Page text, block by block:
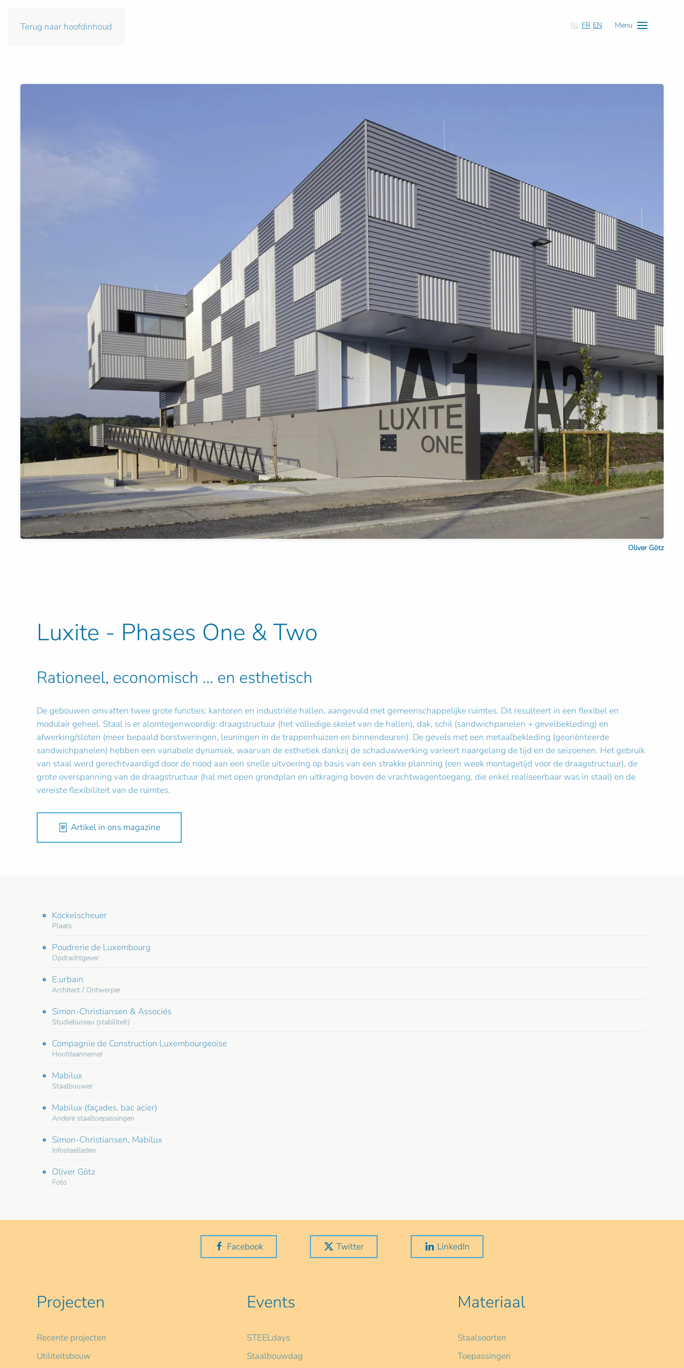
Terug naar hoofdinhoud NL FR EN Menu
Oliver Götz
Luxite - Phases One & Two
Rationeel, economisch … en esthetisch
De gebouwen omvatten twee grote functies: kantoren en industriële hallen, aangevuld met gemeenschappelijke ruimtes. Dit resulteert in een flexibel en
modulair geheel. Staal is er alomtegenwoordig: draagstructuur (het volledige skelet van de hallen), dak, schil (sandwichpanelen + gevelbekleding) en
afwerking/sloten (meer bepaald borstweringen, leuningen in de trappenhuizen en binnendeuren). De gevels met een metaalbekleding (georiënteerde
sandwichpanelen) hebben een variabele dynamiek, waarvan de esthetiek dankzij de schaduwwerking varieert naargelang de tijd en de seizoenen. Het gebruik
van staal werd gerechtvaardigd door de nood aan een snelle uitvoering op basis van een strakke planning (een week montagetijd voor de draagstructuur), de
grote overspanning van de draagstructuur (hal met open grondplan en uitkraging boven de vrachtwagentoegang, die enkel realiseerbaar was in staal) en de
vereiste flexibiliteit van de ruimtes.
Artikel in ons magazine
Kockelscheuer
Plaats
Poudrerie de Luxembourg
Opdrachtgever
E.urbain
Architect / Ontwerper
Simon-Christiansen & Associés
Studiebureau (stabiliteit)
Compagnie de Construction Luxembourgeoise
Hoofdaannemer
Mabilux
Staalbouwer
Mabilux (façades, bac acier)
Andere staaltoepassingen
Simon-Christiansen, Mabilux
Infosteelleden
Oliver Götz
Foto
Facebook Twitter LinkedIn
Projecten
Recente projecten
Utiliteitsbouw
Events
STEELdays
Staalbouwdag
Materiaal
Staalsoorten
Toepassingen